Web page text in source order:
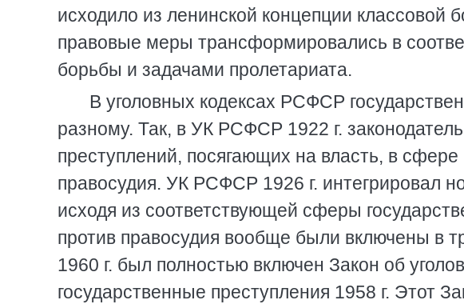
исходило из ленинской концепции классовой
правовые меры трансформировались в
борьбы и задачами пролетариата.
В уголовных кодексах РСФСР
разному. Так, в УК РСФСР 1922 г.
преступлений, посягающих на власть, в сфере
правосудия. УК РСФСР 1926 г. интегрировал
исходя из соответствующей сферы
против правосудия вообще были включены в
1960 г. был полностью включен Закон об
государственные преступления 1958 г. Этот